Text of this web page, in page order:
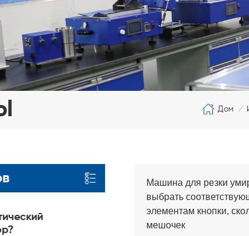
Дом /
Машина для резки
выбрать
элементам кнопки,
мешочек